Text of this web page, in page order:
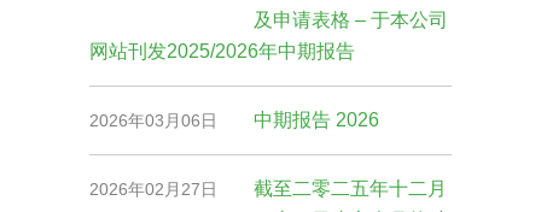
及申请表格 – 于本公司
网站刊发2025/2026年中期报告
2026年03月06日 中期报告 2026
2026年02月27日
截至二零二五年十二月